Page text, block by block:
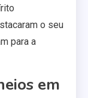
o seu
para a
em